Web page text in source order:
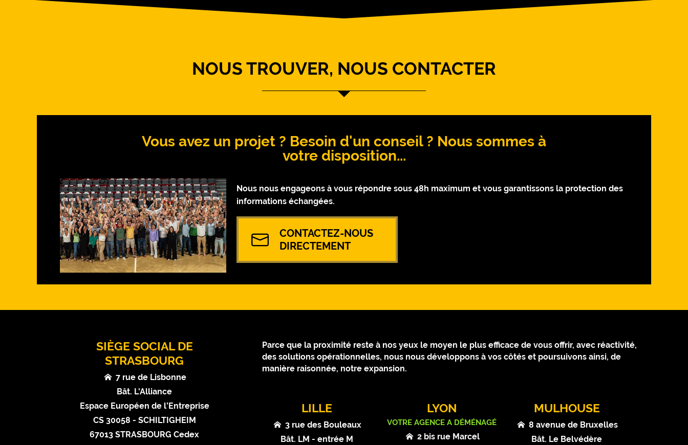
NOUS TROUVER, NOUS CONTACTER
Vous avez un projet ? Besoin d'un conseil ? Nous sommes à
votre disposition...
Nous nous engageons à vous répondre sous 48h maximum et vous garantissons la protection des
informations échangées.
CONTACTEZ-NOUS
DIRECTEMENT
SIÈGE SOCIAL DE
STRASBOURG
7 rue de Lisbonne
Bât. L'Alliance
Espace Européen de l’Entreprise
CS 30058 - SCHILTIGHEIM
67013 STRASBOURG Cedex
Parce que la proximité reste à nos yeux le moyen le plus efficace de vous offrir, avec réactivité,
des solutions opérationnelles, nous nous développons à vos côtés et poursuivons ainsi, de
manière raisonnée, notre expansion.
LILLE
3 rue des Bouleaux
Bât. LM - entrée M
LYON
VOTRE AGENCE A DÉMÉNAGÉ
2 bis rue Marcel
MULHOUSE
8 avenue de Bruxelles
Bât. Le Belvédère